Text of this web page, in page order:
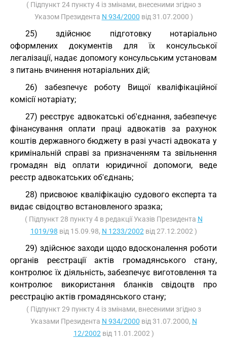
( Підпункт 24 пункту 4 із змінами, внесеними згідно з
Указом Президента N 934/2000 від 31.07.2000 )
25) здійснює підготовку нотаріально
оформлених документів для їх консульської
легалізації, надає допомогу консульським установам
з питань вчинення нотаріальних дій;
26) забезпечує роботу Вищої кваліфікаційної
комісії нотаріату;
27) реєструє адвокатські об'єднання, забезпечує
фінансування оплати праці адвокатів за рахунок
коштів державного бюджету в разі участі адвоката у
кримінальній справі за призначенням та звільнення
громадян від оплати юридичної допомоги, веде
реєстр адвокатських об'єднань;
28) присвоює кваліфікацію судового експерта та
видає свідоцтво встановленого зразка;
( Підпункт 28 пункту 4 в редакції Указів Президента N
1019/98 від 15.09.98, N 1233/2002 від 27.12.2002 )
29) здійснює заходи щодо вдосконалення роботи
органів реєстрації актів громадянського стану,
контролює їх діяльність, забезпечує виготовлення та
контролює використання бланків свідоцтв про
реєстрацію актів громадянського стану;
( Підпункт 29 пункту 4 із змінами, внесеними згідно з
Указами Президента N 934/2000 від 31.07.2000, N
12/2002 від 11.01.2002 )